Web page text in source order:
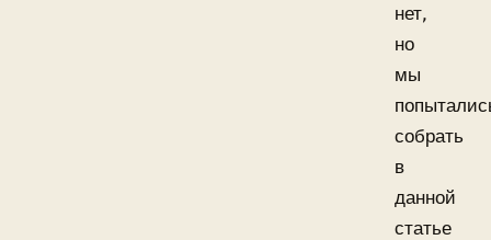
нет,
но
мы
собрать
в
данной
статье